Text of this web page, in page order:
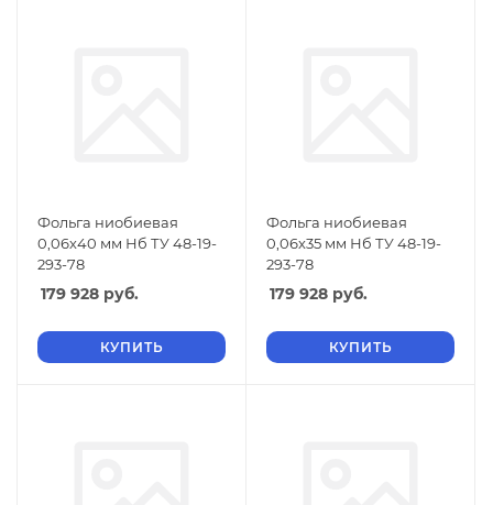
Фольга ниобиевая
0,06х40 мм Нб ТУ 48-19-
293-78
179 928 руб.
КУПИТЬ
Фольга ниобиевая
0,06х35 мм Нб ТУ 48-19-
293-78
179 928 руб.
КУПИТЬ